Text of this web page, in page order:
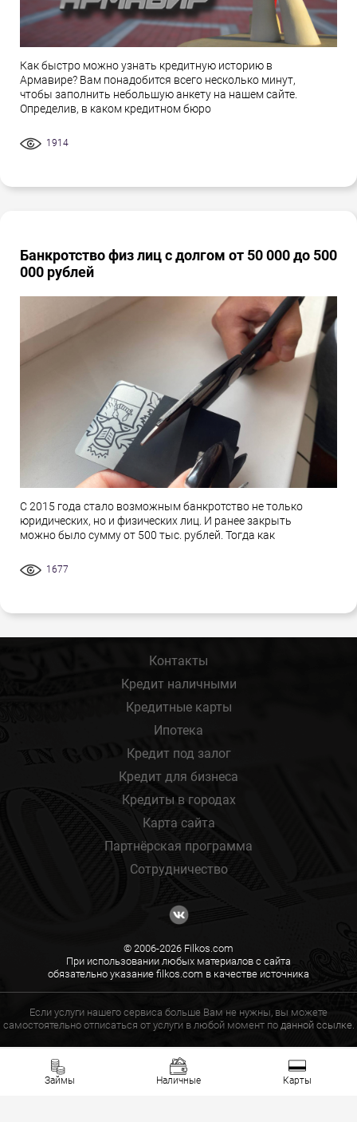
Как быстро можно узнать кредитную историю в
Армавире? Вам понадобится всего несколько минут,
чтобы заполнить небольшую анкету на нашем сайте.
Определив, в каком кредитном бюро
1914
Банкротство физ лиц с долгом от 50 000 до 500
000 рублей
С 2015 года стало возможным банкротство не только
юридических, но и физических лиц. И ранее закрыть
можно было сумму от 500 тыс. рублей. Тогда как
1677
Займы Наличные Карты
Контакты
Кредит наличными
Кредитные карты
Ипотека
Кредит под залог
Кредит для бизнеса
Кредиты в городах
Карта сайта
Партнёрская программа
Сотрудничество
© 2006-2026 Filkos.com
При использовании любых материалов с сайта
обязательно указание filkos.com в качестве источника
Если услуги нашего сервиса больше Вам не нужны, вы можете
самостоятельно отписаться от услуги в любой момент по данной ссылке.